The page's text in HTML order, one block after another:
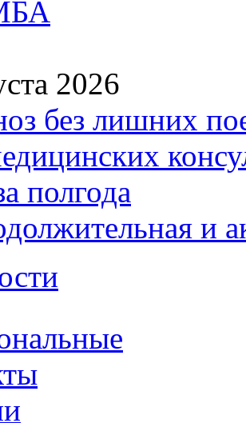
2026
без лишних
полгода
и